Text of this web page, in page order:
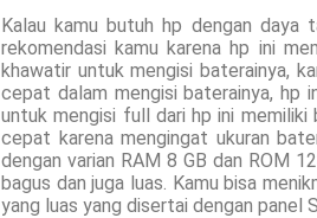
Kalau kamu butuh hp dengan daya
rekomendasi kamu karena hp ini
khawatir untuk mengisi baterainya,
cepat dalam mengisi baterainya, hp
untuk mengisi full dari hp ini memiliki
cepat karena mengingat ukuran
dengan varian RAM 8 GB dan ROM
bagus dan juga luas . Kamu bisa
yang luas yang disertai dengan panel